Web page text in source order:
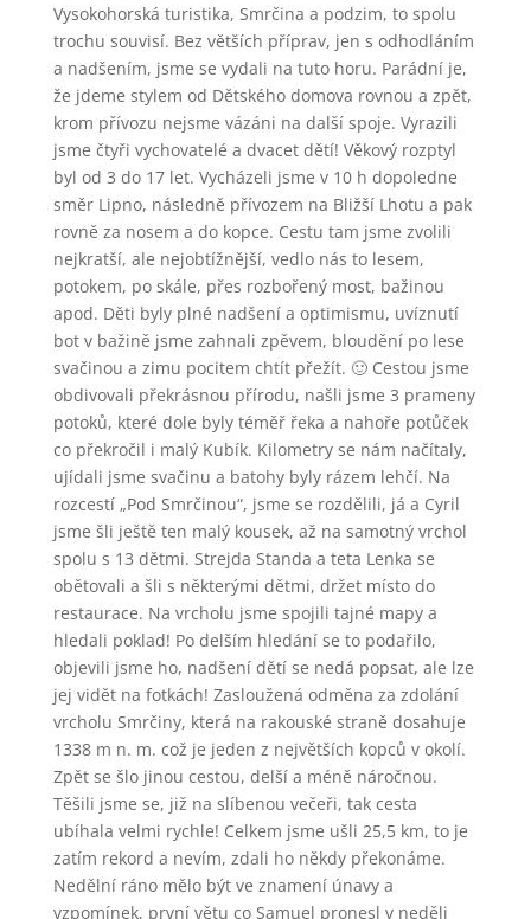
Vysokohorská turistika, Smrčina a podzim, to spolu
trochu souvisí. Bez větších příprav, jen s odhodláním
a nadšením, jsme se vydali na tuto horu. Parádní je,
že jdeme stylem od Dětského domova rovnou a zpět,
krom přívozu nejsme vázáni na další spoje. Vyrazili
jsme čtyři vychovatelé a dvacet dětí! Věkový rozptyl
byl od 3 do 17 let. Vycházeli jsme v 10 h dopoledne
směr Lipno, následně přívozem na Bližší Lhotu a pak
rovně za nosem a do kopce. Cestu tam jsme zvolili
nejkratší, ale nejobtížnější, vedlo nás to lesem,
potokem, po skále, přes rozbořený most, bažinou
apod. Děti byly plné nadšení a optimismu, uvíznutí
bot v bažině jsme zahnali zpěvem, bloudění po lese
svačinou a zimu pocitem chtít přežít. 🙂 Cestou jsme
obdivovali překrásnou přírodu, našli jsme 3 prameny
potoků, které dole byly téměř řeka a nahoře potůček
co překročil i malý Kubík. Kilometry se nám načítaly,
ujídali jsme svačinu a batohy byly rázem lehčí. Na
rozcestí „Pod Smrčinou“, jsme se rozdělili, já a Cyril
jsme šli ještě ten malý kousek, až na samotný vrchol
spolu s 13 dětmi. Strejda Standa a teta Lenka se
obětovali a šli s některými dětmi, držet místo do
restaurace. Na vrcholu jsme spojili tajné mapy a
hledali poklad! Po delším hledání se to podařilo,
objevili jsme ho, nadšení dětí se nedá popsat, ale lze
jej vidět na fotkách! Zasloužená odměna za zdolání
vrcholu Smrčiny, která na rakouské straně dosahuje
1338 m n. m. což je jeden z největších kopců v okolí.
Zpět se šlo jinou cestou, delší a méně náročnou.
Těšili jsme se, již na slíbenou večeři, tak cesta
ubíhala velmi rychle! Celkem jsme ušli 25,5 km, to je
zatím rekord a nevím, zdali ho někdy překonáme.
Nedělní ráno mělo být ve znamení únavy a
vzpomínek, první větu co Samuel pronesl v neděli